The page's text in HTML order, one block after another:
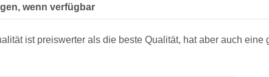
wenn verfügbar
ist preiswerter als die beste Qualität, hat aber auch eine